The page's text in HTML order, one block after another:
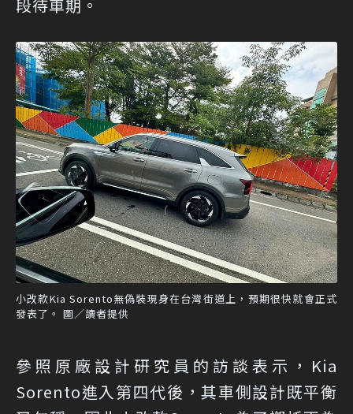
段待車期。
小改款Kia Sorento無偽裝現身在台灣街道上，預期很快就會正式
發表了。 圖／讀者提供
參照原廠設計研究員的訪談表示，Kia
Sorento進入第四代後，其車側設計既平衡